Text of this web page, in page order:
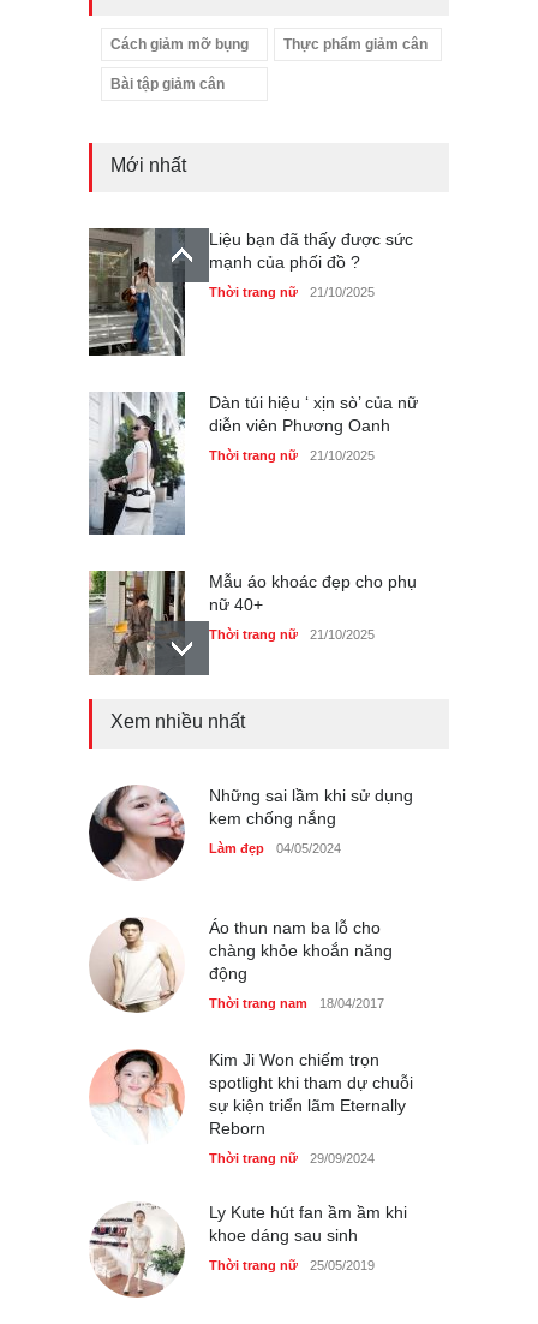
Cách giảm mỡ bụng Thực phẩm giảm cân
Bài tập giảm cân
Mới nhất
Liệu bạn đã thấy được sức
mạnh của phối đồ ?
Thời trang nữ 21/10/2025
Dàn túi hiệu ‘ xịn sò’ của nữ
diễn viên Phương Oanh
Thời trang nữ 21/10/2025
Mẫu áo khoác đẹp cho phụ
nữ 40+
Thời trang nữ 21/10/2025
Truy tìm thông tin áo bra
Thời trang nữ 14/10/2025
phụ nữ Pháp tin dùng
Thời trang nữ 14/10/2025
Bí quyết giữ gìn vóc dáng
của diễn viên Khánh Huyền
Làm đẹp
Phong cách thời trang của
Lim Ji Yeon dạo gần đây
Xem nhiều nhất
Những sai lầm khi sử dụng
kem chống nắng
Làm đẹp 04/05/2024
Áo thun nam ba lỗ cho
chàng khỏe khoắn năng
động
Thời trang nam 18/04/2017
Kim Ji Won chiếm trọn
spotlight khi tham dự chuỗi
sự kiện triển lãm Eternally
Reborn
Thời trang nữ 29/09/2024
Ly Kute hút fan ầm ầm khi
khoe dáng sau sinh
Thời trang nữ 25/05/2019